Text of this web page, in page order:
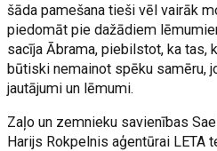
šāda pamešana tieši vēl vairāk
piedomāt pie dažādiem
sacīja Ābrama, piebilstot, ka tas,
būtiski nemainot spēku samēru,
jautājumi un lēmumi.
Zaļo un zemnieku savienības
Harijs Rokpelnis aģentūrai LETA